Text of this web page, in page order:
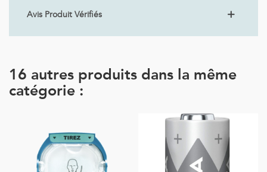
Avis Produit Vérifiés
16 autres produits dans la même
catégorie :